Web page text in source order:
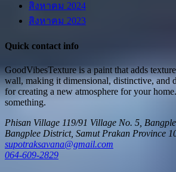
สิงหาคม 2024
สิงหาคม 2023
Quick contact info
GoodVibesTexture is a paint that adds
wall, making it dimensional, distinctive, and
for creating a new atmosphere for your home.
something.
Phisan Village 119/91 Village No. 5,
Bangplee District, Samut Prakan Province
supotraksavana@gmail.com
064-609-2829